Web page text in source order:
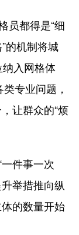
员都得是“细
的机制将城
入网格体
专业问题，
让群众的“烦
件事一次
举措推向纵
的数量开始